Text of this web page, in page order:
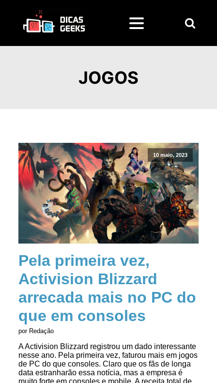
JOGOS
10 maio, 2023
Pela primeira vez,
Activision Blizzard
arrecada mais no PC do
que em consoles
por Redação
A Activision Blizzard registrou um dado interessante
nesse ano. Pela primeira vez, faturou mais em jogos
de PC do que consoles. Claro que os fãs de longa
data estranharão essa notícia, mas a empresa é